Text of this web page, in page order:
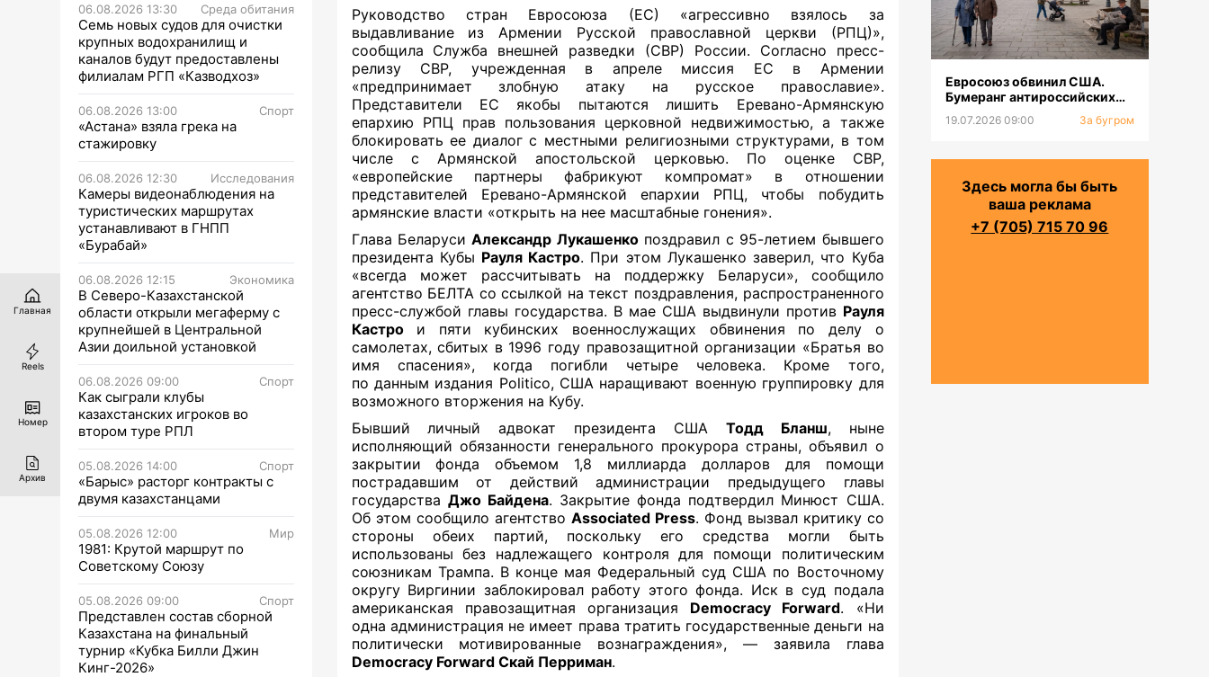
06.08.2026 13:30 Среда обитания
Семь новых судов для очистки
крупных водохранилищ и
каналов будут предоставлены
филиалам РГП «Казводхоз»
06.08.2026 13:00 Спорт
«Астана» взяла грека на
стажировку
06.08.2026 12:30 Исследования
Камеры видеонаблюдения на
туристических маршрутах
устанавливают в ГНПП
«Бурабай»
06.08.2026 12:15 Экономика
В Северо-Казахстанской
области открыли мегаферму с
крупнейшей в Центральной
Азии доильной установкой
06.08.2026 09:00 Спорт
Как сыграли клубы
казахстанских игроков во
втором туре РПЛ
05.08.2026 14:00 Спорт
«Барыс» расторг контракты с
двумя казахстанцами
05.08.2026 12:00 Мир
1981: Крутой маршрут по
Советскому Союзу
05.08.2026 09:00 Спорт
Представлен состав сборной
Казахстана на финальный
турнир «Кубка Билли Джин
Кинг-2026»
Руководство стран Евросоюза (ЕС) «агрессивно взялось за
выдавливание из Армении Русской православной церкви (РПЦ)»,
сообщила Служба внешней разведки (СВР) России. Согласно пресс-
релизу СВР, учрежденная в апреле миссия ЕС в Армении
«предпринимает злобную атаку на русское православие».
Представители ЕС якобы пытаются лишить Еревано-Армянскую
епархию РПЦ прав пользования церковной недвижимостью, а также
блокировать ее диалог с местными религиозными структурами, в том
числе с Армянской апостольской церковью. По оценке СВР,
«европейские партнеры фабрикуют компромат» в отношении
представителей Еревано-Армянской епархии РПЦ, чтобы побудить
армянские власти «открыть на нее масштабные гонения».
Глава БеларусиАлександр Лукашенкопоздравил с 95-летием бывшего
президента Кубы Рауля Кастро. При этом Лукашенко заверил, что Куба
«всегда может рассчитывать на поддержку Беларуси», сообщило
агентство БЕЛТА со ссылкой на текст поздравления, распространенного
пресс-службой главы государства. В мае США выдвинули против Рауля
Кастрои пяти кубинских военнослужащих обвинения по делу о
самолетах, сбитых в 1996 году правозащитной организации «Братья во
имя спасения», когда погибли четыре человека. Кроме того,
по данным издания Politico, США наращивают военную группировку для
возможного вторжения на Кубу.
Бывший личный адвокат президента США Тодд Бланш, ныне
исполняющий обязанности генерального прокурора страны, объявил о
закрытии фонда объемом 1,8 миллиарда долларов для помощи
пострадавшим от действий администрации предыдущего главы
государства Джо Байдена. Закрытие фонда подтвердил Минюст США.
Об этом сообщило агентство Associated Press. Фонд вызвал критику со
стороны обеих партий, поскольку его средства могли быть
использованы без надлежащего контроля для помощи политическим
союзникам Трампа. В конце мая Федеральный суд США по Восточному
округу Виргинии заблокировал работу этого фонда. Иск в суд подала
американская правозащитная организация Democracy Forward. «Ни
одна администрация не имеет права тратить государственные деньги на
политически мотивированные вознаграждения», — заявила глава
Democracy Forward Скай Перриман.
Евросоюз обвинил США.
Бумеранг антироссийских
сокращаться
19.07.2026 09:00 За бугром
Здесь могла бы быть
ваша реклама
+7 (705) 715 70 96
Главная
Reels
Номер
Архив